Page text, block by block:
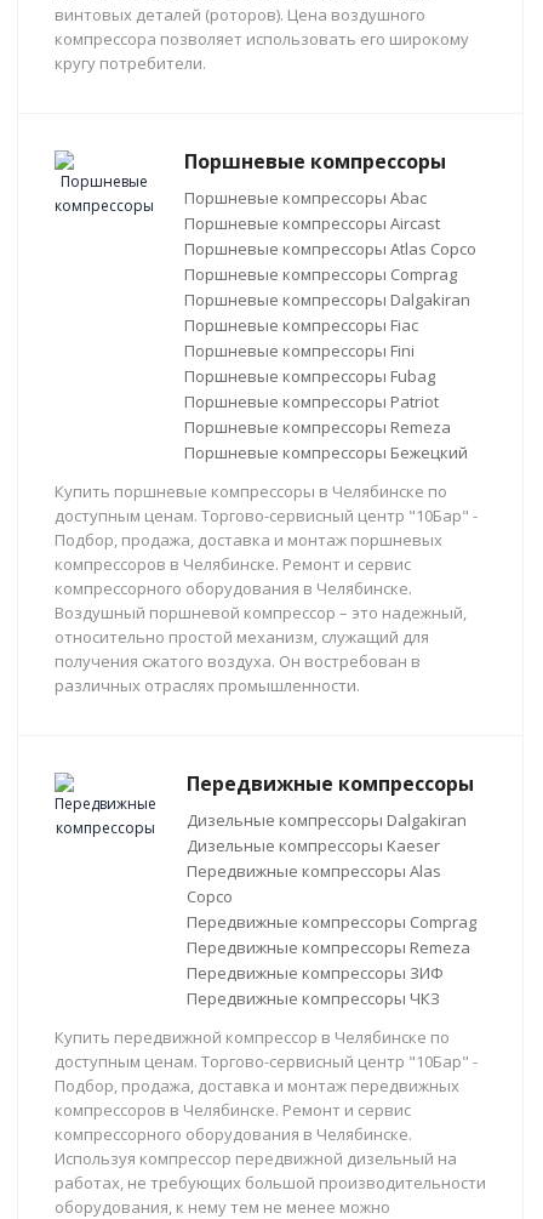
винтовых деталей (роторов). Цена воздушного
компрессора позволяет использовать его широкому
кругу потребители.
Поршневые компрессоры
Поршневые компрессоры Abac
Поршневые компрессоры Aircast
Поршневые компрессоры Atlas Copco
Поршневые компрессоры Comprag
Поршневые компрессоры Dalgakiran
Поршневые компрессоры Fiac
Поршневые компрессоры Fini
Поршневые компрессоры Fubag
Поршневые компрессоры Patriot
Поршневые компрессоры Remeza
Поршневые компрессоры Бежецкий
Купить поршневые компрессоры в Челябинске по
доступным ценам. Торгово-сервисный центр "10Бар" -
Подбор, продажа, доставка и монтаж поршневых
компрессоров в Челябинске. Ремонт и сервис
компрессорного оборудования в Челябинске.
Воздушный поршневой компрессор – это надежный,
относительно простой механизм, служащий для
получения сжатого воздуха. Он востребован в
различных отраслях промышленности.
Передвижные компрессоры
Дизельные компрессоры Dalgakiran
Дизельные компрессоры Kaeser
Передвижные компрессоры Alas
Copco
Передвижные компрессоры Comprag
Передвижные компрессоры Remeza
Передвижные компрессоры ЗИФ
Передвижные компрессоры ЧКЗ
Купить передвижной компрессор в Челябинске по
доступным ценам. Торгово-сервисный центр "10Бар" -
Подбор, продажа, доставка и монтаж передвижных
компрессоров в Челябинске. Ремонт и сервис
компрессорного оборудования в Челябинске.
Используя компрессор передвижной дизельный на
работах, не требующих большой производительности
оборудования, к нему тем не менее можно